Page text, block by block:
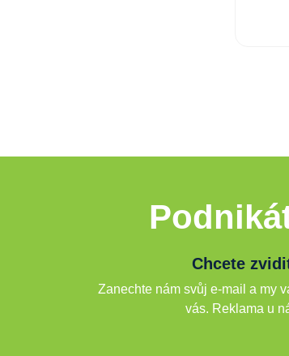
Chcete
Zanechte nám svůj e-mail a my
vás. Reklama u